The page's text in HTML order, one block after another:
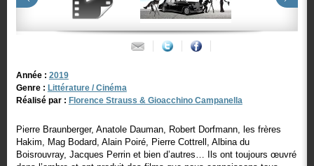
Année : 2019
Genre : Littérature / Cinéma
Réalisé par : Florence Strauss & Gioacchino Campanella
Pierre Braunberger, Anatole Dauman, Robert Dorfmann, les frères
Hakim, Mag Bodard, Alain Poiré, Pierre Cottrell, Albina du
Boisrouvray, Jacques Perrin et bien d’autres… Ils ont toujours œuvré